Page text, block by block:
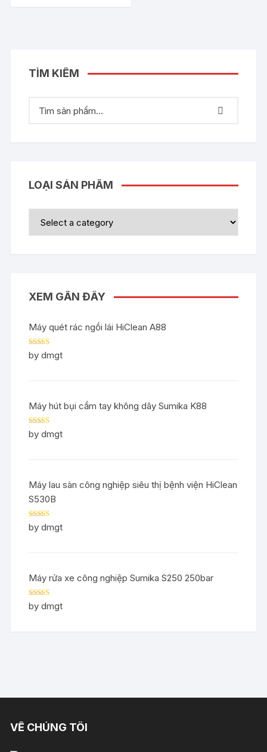
TÌM KIẾM
LOẠI SẢN PHẨM
XEM GẦN ĐÂY
Máy quét rác ngồi lái HiClean A88
Rated5out
of 5
by dmgt
Máy hút bụi cầm tay không dây Sumika K88
Rated5out
of 5
by dmgt
Máy lau sàn công nghiệp siêu thị bệnh viện HiClean
S530B
Rated5out
of 5
by dmgt
Máy rửa xe công nghiệp Sumika S250 250bar
Rated5out
of 5
by dmgt
VỀ CHÚNG TÔI